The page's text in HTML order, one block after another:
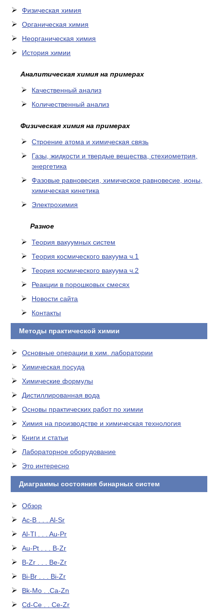
Физическая химия
Органическая химия
Неорганическая химия
История химии
Аналитическая химия на примерах
Качественный анализ
Количественный анализ
Физическая химия на примерах
Cтроение атома и химическая связь
Газы, жидкости и твердые вещества, стехиометрия,
энергетика
Фазовые равновесия, химическое равновесие, ионы,
химическая кинетика
Электрохимия
Разное
Теория вакуумных систем
Теория космического вакуума ч.1
Теория космического вакуума ч.2
Реакции в порошковых смесях
Новости сайта
Контакты
Методы практической химии
Основные операции в хим. лаборатории
Химическая посуда
Химические формулы
Дистиллированная вода
Основы практических работ по химии
Химия на производстве и химическая технология
Книги и статьи
Лабораторное оборудование
Это интересно
Диаграммы состояния бинарных систем
Обзор
Ac-B . . . Al-Sr
Al-Tl . . . Au-Pr
Au-Pt . . . B-Zr
B-Zr . . . Be-Zr
Bi-Br . . . Bi-Zr
Bk-Mo . .Ca-Zn
Cd-Ce . . Ce-Zr